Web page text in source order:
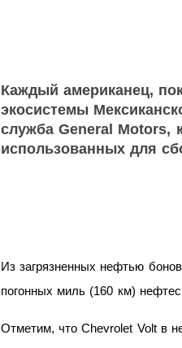
Каждый американец,
экосистемы
служба General Motors,
использованных для
Из загрязненных нефтью
погонных миль (160 км)
Отметим, что Chevrolet Volt в